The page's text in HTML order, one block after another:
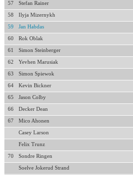
57 Stefan Rainer
58 Ilyja Mizernykh
59 Jan Habdas
60 Rok Oblak
61 Simon Steinberger
62 Yevhen Marusiak
63 Simon Spiewok
64 Kevin Bickner
65 Jason Colby
66 Decker Dean
67 Mico Ahonen
Casey Larson
Felix Trunz
70 Sondre Ringen
Soelve Jokerud Strand